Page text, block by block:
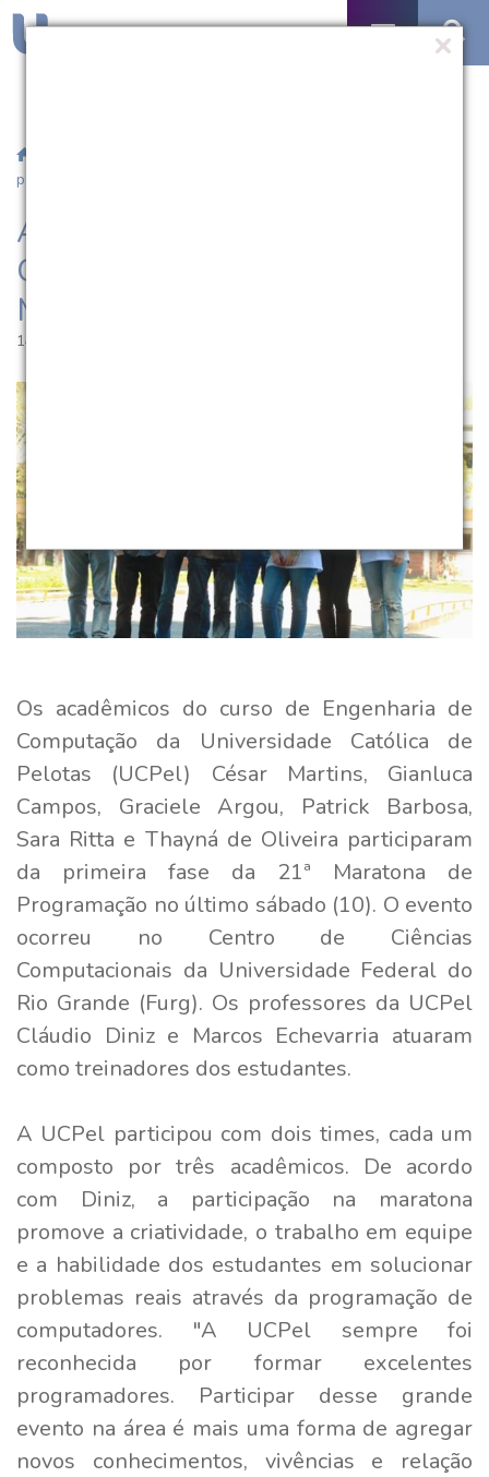
participam da Maratona de Programação
Acadêmicos de Engenharia de
Computação participam da
Maratona de Programação
14.09.2016 | 10:39
Os acadêmicos do curso de Engenharia de
Computação da Universidade Católica de
Pelotas (UCPel) César Martins, Gianluca
Campos, Graciele Argou, Patrick Barbosa,
Sara Ritta e Thayná de Oliveira participaram
da primeira fase da 21ª Maratona de
Programação no último sábado (10). O evento
ocorreu no Centro de Ciências
Computacionais da Universidade Federal do
Rio Grande (Furg). Os professores da UCPel
Cláudio Diniz e Marcos Echevarria atuaram
como treinadores dos estudantes.
A UCPel participou com dois times, cada um
composto por três acadêmicos. De acordo
com Diniz, a participação na maratona
promove a criatividade, o trabalho em equipe
e a habilidade dos estudantes em solucionar
problemas reais através da programação de
computadores. "A UCPel sempre foi
reconhecida por formar excelentes
programadores. Participar desse grande
evento na área é mais uma forma de agregar
novos conhecimentos, vivências e relação